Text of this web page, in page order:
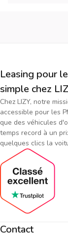
Leasing pour
simple chez
Chez LIZY, notre
accessible pour les
que des véhicules
temps record à un
quelques clics la
Contact